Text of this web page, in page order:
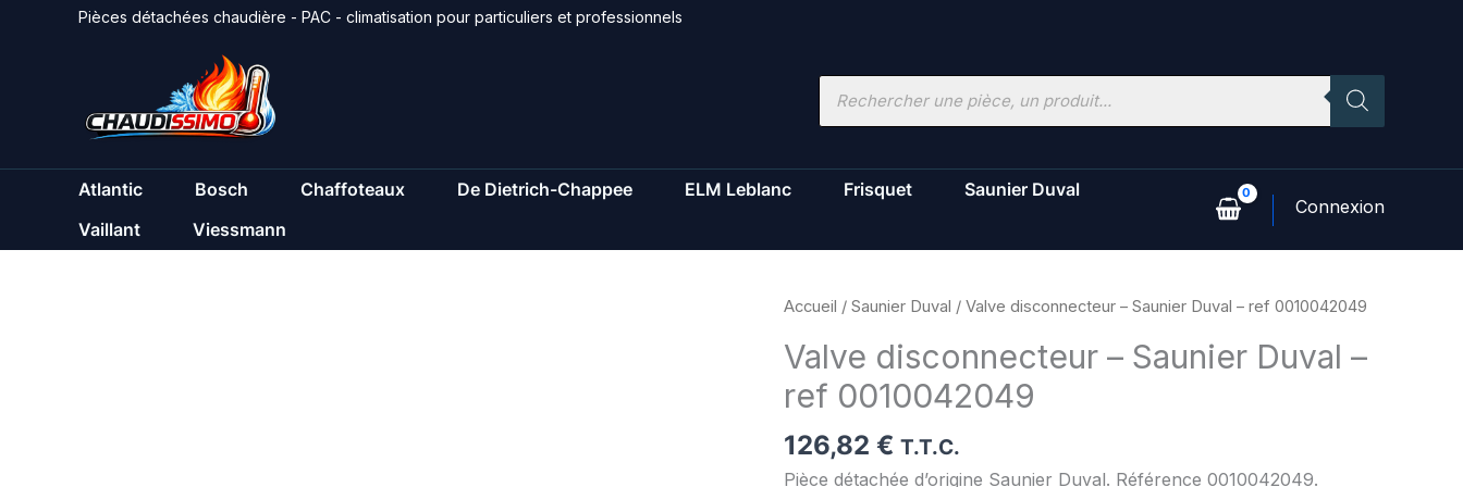
Pièces détachées chaudière - PAC - climatisation pour particuliers et professionnels
Recherche
Atlantic Bosch Chaffoteaux De Dietrich-Chappee ELM Leblanc Frisquet
Saunier Duval
Vaillant
Viessmann
Accueil / Saunier Duval / Valve disconnecteur – Saunier Duval – ref 0010042049
Valve disconnecteur – Saunier Duval –
ref 0010042049
126,82 € T.T.C.
Pièce détachée d’origine Saunier Duval. Référence 0010042049.
quantité
Valve
disconnecteur
-
Saunier
Duval